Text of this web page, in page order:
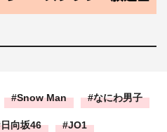
Snow Man なにわ男子
日向坂46 JO1